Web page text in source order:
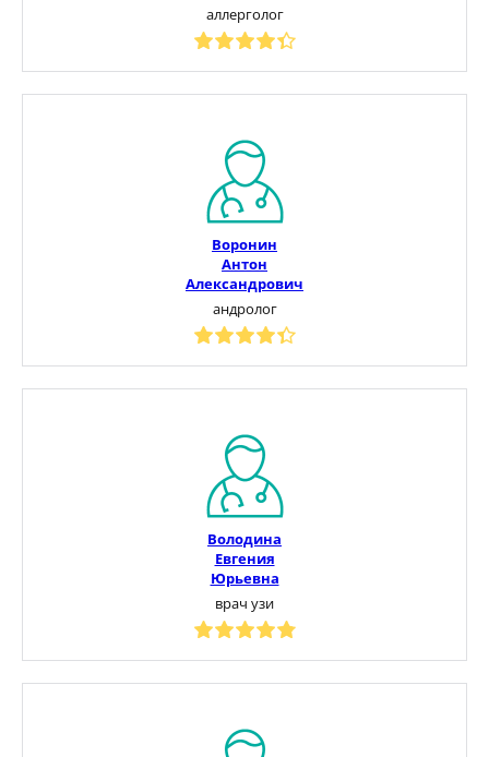
аллерголог
Воронин
Антон
Александрович
андролог
Володина
Евгения
Юрьевна
врач узи